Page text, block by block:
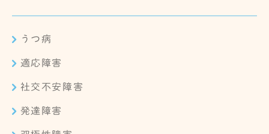
うつ病
適応障害
社交不安障害
発達障害